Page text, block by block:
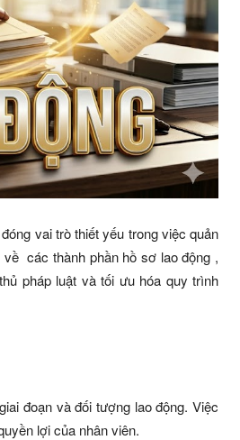
vai trò thiết yếu trong việc quản
các thành phần hồ sơ lao động ,
pháp luật và tối ưu hóa quy trình
đoạn và đối tượng lao động. Việc
lợi của nhân viên.